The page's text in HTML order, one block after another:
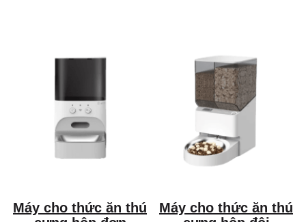
Máy cho thức ăn thú
Máy cho thức ăn thú